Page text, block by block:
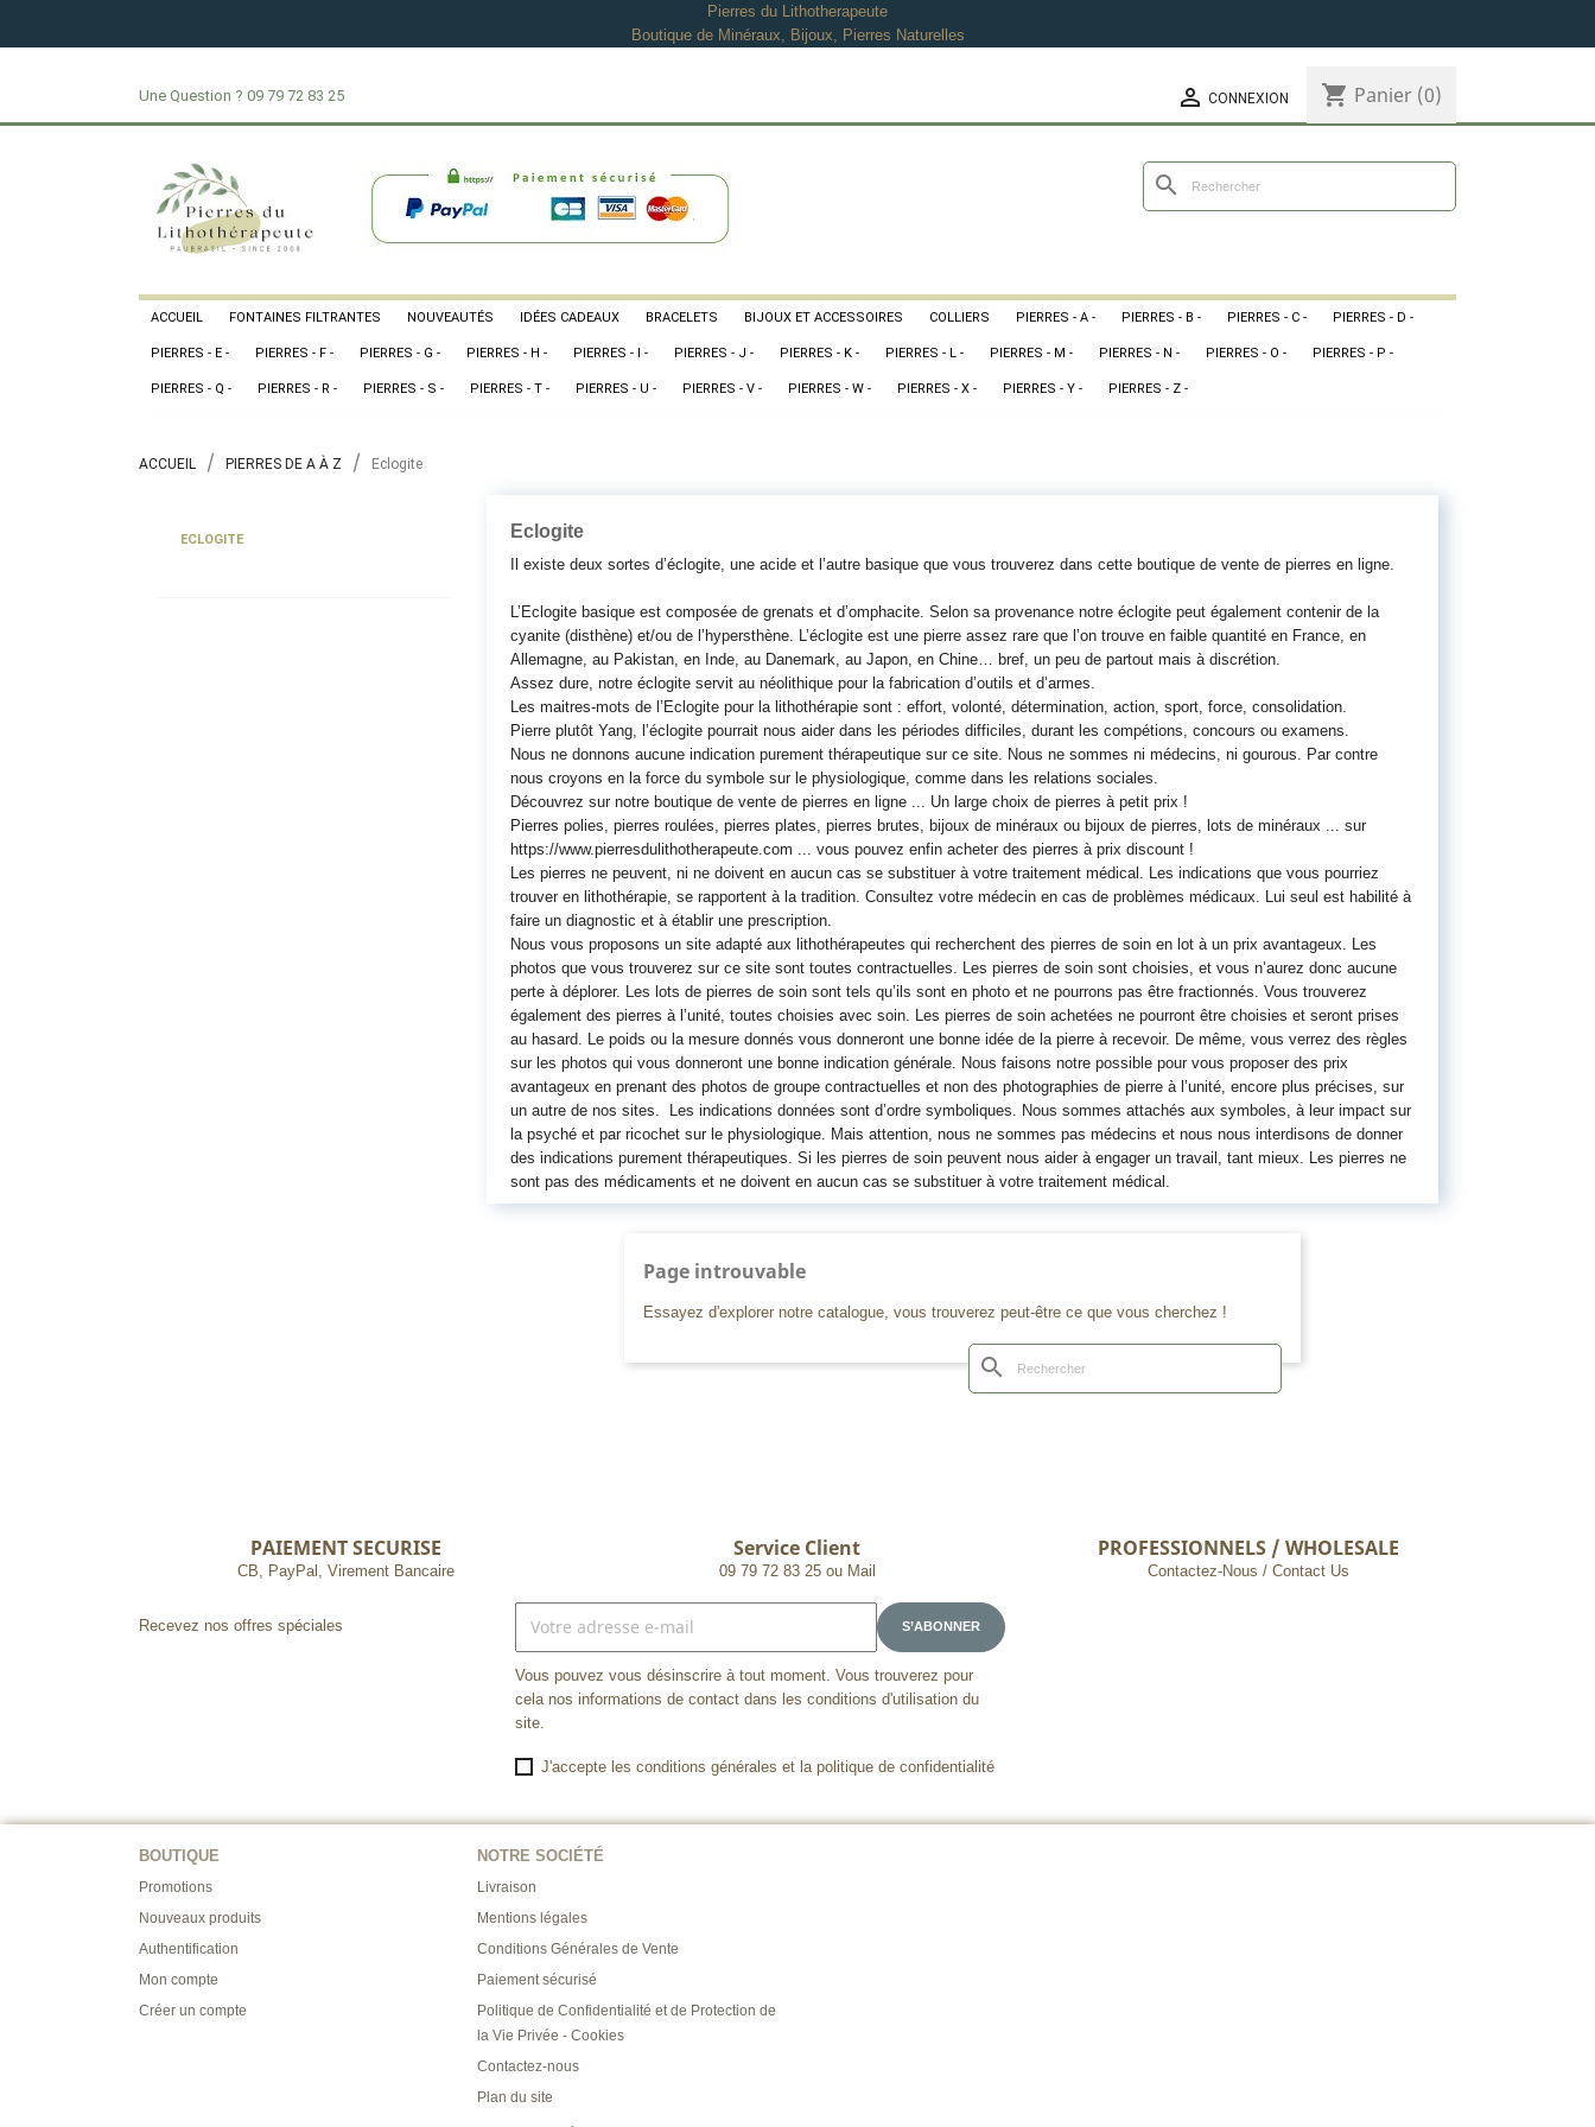
Pierres du Lithotherapeute
Boutique de Minéraux, Bijoux, Pierres Naturelles
Une Question ? 09 79 72 83 25  CONNEXION shopping_cart Panier (0)
search
ACCUEIL FONTAINES FILTRANTES NOUVEAUTÉS IDÉES CADEAUX BRACELETS BIJOUX ET ACCESSOIRES COLLIERS PIERRES - A - PIERRES - B - PIERRES - C - PIERRES - D -
PIERRES - E - PIERRES - F - PIERRES - G - PIERRES - H - PIERRES - I - PIERRES - J - PIERRES - K - PIERRES - L - PIERRES - M - PIERRES - N - PIERRES - O - PIERRES - P -
PIERRES - Q - PIERRES - R - PIERRES - S - PIERRES - T - PIERRES - U - PIERRES - V - PIERRES - W - PIERRES - X - PIERRES - Y - PIERRES - Z -
ACCUEIL PIERRES DE A À Z Eclogite
ECLOGITE Eclogite
Il existe deux sortes d’éclogite, une acide et l’autre basique que vous trouverez dans cette boutique de vente de pierres en ligne.
L’Eclogite basique est composée de grenats et d’omphacite. Selon sa provenance notre éclogite peut également contenir de la
cyanite (disthène) et/ou de l’hypersthène. L’éclogite est une pierre assez rare que l’on trouve en faible quantité en France, en
Allemagne, au Pakistan, en Inde, au Danemark, au Japon, en Chine… bref, un peu de partout mais à discrétion.
Assez dure, notre éclogite servit au néolithique pour la fabrication d’outils et d’armes.
Les maitres-mots de l’Eclogite pour la lithothérapie sont : effort, volonté, détermination, action, sport, force, consolidation.
Pierre plutôt Yang, l’éclogite pourrait nous aider dans les périodes difficiles, durant les compétions, concours ou examens.
Nous ne donnons aucune indication purement thérapeutique sur ce site. Nous ne sommes ni médecins, ni gourous. Par contre
nous croyons en la force du symbole sur le physiologique, comme dans les relations sociales.
Découvrez sur notre boutique de vente de pierres en ligne ... Un large choix de pierres à petit prix !
Pierres polies, pierres roulées, pierres plates, pierres brutes, bijoux de minéraux ou bijoux de pierres, lots de minéraux ... sur
https://www.pierresdulithotherapeute.com ... vous pouvez enfin acheter des pierres à prix discount !
Les pierres ne peuvent, ni ne doivent en aucun cas se substituer à votre traitement médical. Les indications que vous pourriez
trouver en lithothérapie, se rapportent à la tradition. Consultez votre médecin en cas de problèmes médicaux. Lui seul est habilité à
faire un diagnostic et à établir une prescription.
Nous vous proposons un site adapté aux lithothérapeutes qui recherchent des pierres de soin en lot à un prix avantageux. Les
photos que vous trouverez sur ce site sont toutes contractuelles. Les pierres de soin sont choisies, et vous n’aurez donc aucune
perte à déplorer. Les lots de pierres de soin sont tels qu’ils sont en photo et ne pourrons pas être fractionnés. Vous trouverez
également des pierres à l’unité, toutes choisies avec soin. Les pierres de soin achetées ne pourront être choisies et seront prises
au hasard. Le poids ou la mesure donnés vous donneront une bonne idée de la pierre à recevoir. De même, vous verrez des règles
sur les photos qui vous donneront une bonne indication générale. Nous faisons notre possible pour vous proposer des prix
avantageux en prenant des photos de groupe contractuelles et non des photographies de pierre à l’unité, encore plus précises, sur
un autre de nos sites. Les indications données sont d’ordre symboliques. Nous sommes attachés aux symboles, à leur impact sur
la psyché et par ricochet sur le physiologique. Mais attention, nous ne sommes pas médecins et nous nous interdisons de donner
des indications purement thérapeutiques. Si les pierres de soin peuvent nous aider à engager un travail, tant mieux. Les pierres ne
sont pas des médicaments et ne doivent en aucun cas se substituer à votre traitement médical.
Page introuvable
Essayez d'explorer notre catalogue, vous trouverez peut-être ce que vous cherchez !
search
PAIEMENT SECURISE
CB, PayPal, Virement Bancaire
Service Client
09 79 72 83 25 ou Mail
PROFESSIONNELS / WHOLESALE
Contactez-Nous / Contact Us
Recevez nos offres spéciales
Vous pouvez vous désinscrire à tout moment. Vous trouverez pour
cela nos informations de contact dans les conditions d'utilisation du
site.
J'accepte les conditions générales et la politique de confidentialité
BOUTIQUE
Promotions
Nouveaux produits
Authentification
Mon compte
Créer un compte
NOTRE SOCIÉTÉ
Livraison
Mentions légales
Conditions Générales de Vente
Paiement sécurisé
Politique de Confidentialité et de Protection de
la Vie Privée - Cookies
Contactez-nous
Plan du site